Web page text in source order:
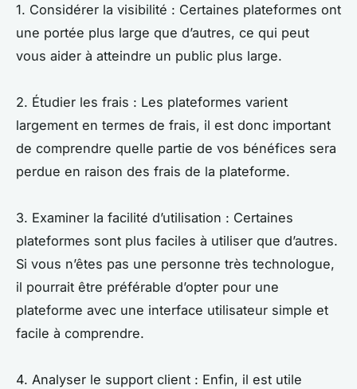
1. Considérer la visibilité : Certaines plateformes ont
une portée plus large que d’autres, ce qui peut
vous aider à atteindre un public plus large.
2. Étudier les frais : Les plateformes varient
largement en termes de frais, il est donc important
de comprendre quelle partie de vos bénéfices sera
perdue en raison des frais de la plateforme.
3. Examiner la facilité d’utilisation : Certaines
plateformes sont plus faciles à utiliser que d’autres.
Si vous n’êtes pas une personne très technologue,
il pourrait être préférable d’opter pour une
plateforme avec une interface utilisateur simple et
facile à comprendre.
4. Analyser le support client : Enfin, il est utile